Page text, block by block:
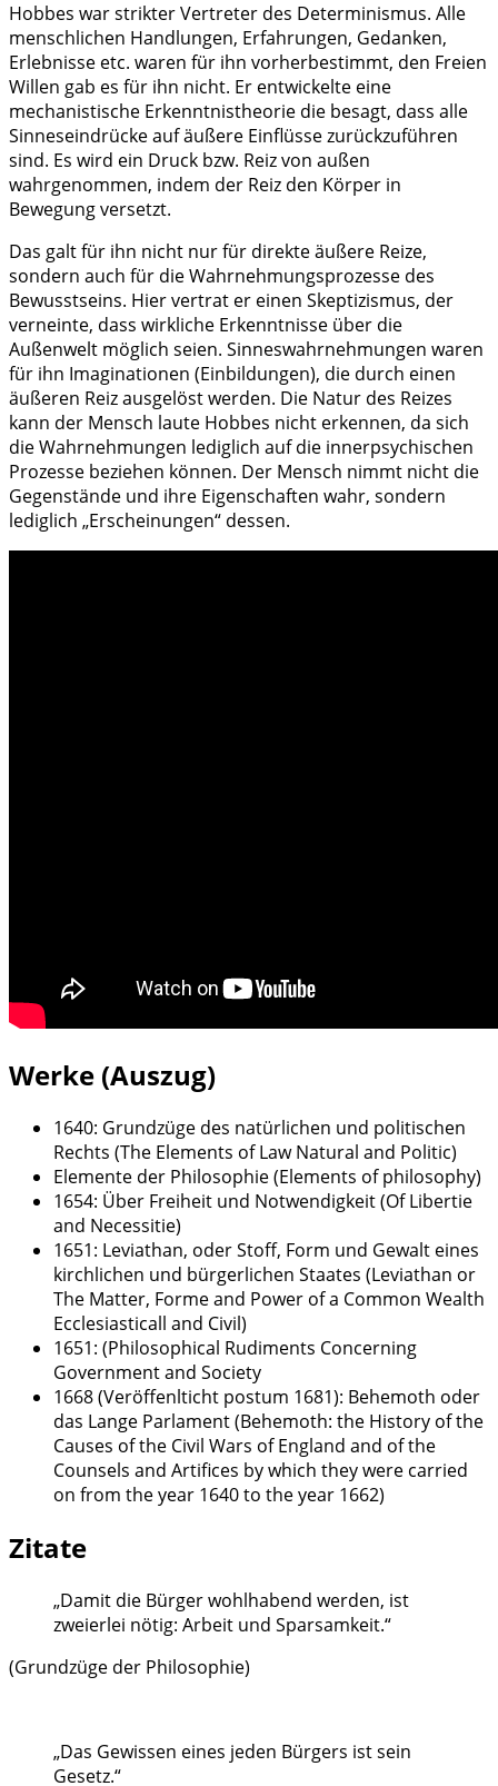
Hobbes war strikter Vertreter des Determinismus. Alle
menschlichen Handlungen, Erfahrungen, Gedanken,
Erlebnisse etc. waren für ihn vorherbestimmt, den Freien
Willen gab es für ihn nicht. Er entwickelte eine
mechanistische Erkenntnistheorie die besagt, dass alle
Sinneseindrücke auf äußere Einflüsse zurückzuführen
sind. Es wird ein Druck bzw. Reiz von außen
wahrgenommen, indem der Reiz den Körper in
Bewegung versetzt.
Das galt für ihn nicht nur für direkte äußere Reize,
sondern auch für die Wahrnehmungsprozesse des
Bewusstseins. Hier vertrat er einen Skeptizismus, der
verneinte, dass wirkliche Erkenntnisse über die
Außenwelt möglich seien. Sinneswahrnehmungen waren
für ihn Imaginationen (Einbildungen), die durch einen
äußeren Reiz ausgelöst werden. Die Natur des Reizes
kann der Mensch laute Hobbes nicht erkennen, da sich
die Wahrnehmungen lediglich auf die innerpsychischen
Prozesse beziehen können. Der Mensch nimmt nicht die
Gegenstände und ihre Eigenschaften wahr, sondern
lediglich „Erscheinungen“ dessen.
Werke (Auszug)
1640: Grundzüge des natürlichen und politischen
Rechts (The Elements of Law Natural and Politic)
Elemente der Philosophie (Elements of philosophy)
1654: Über Freiheit und Notwendigkeit (Of Libertie
and Necessitie)
1651: Leviathan, oder Stoff, Form und Gewalt eines
kirchlichen und bürgerlichen Staates (Leviathan or
The Matter, Forme and Power of a Common Wealth
Ecclesiasticall and Civil)
1651: (Philosophical Rudiments Concerning
Government and Society
1668 (Veröffenlticht postum 1681): Behemoth oder
das Lange Parlament (Behemoth: the History of the
Causes of the Civil Wars of England and of the
Counsels and Artifices by which they were carried
on from the year 1640 to the year 1662)
Zitate
„Damit die Bürger wohlhabend werden, ist
zweierlei nötig: Arbeit und Sparsamkeit.“
(Grundzüge der Philosophie)
„Das Gewissen eines jeden Bürgers ist sein
Gesetz.“